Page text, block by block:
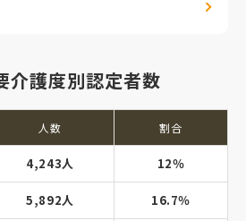
介護度別認定者数
人数 割合
4,243人 12％
5,892人 16.7％